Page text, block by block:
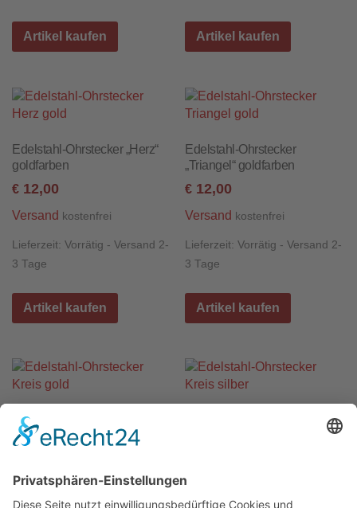
Artikel kaufen Artikel kaufen
Edelstahl-Ohrstecker „Herz“
goldfarben
€ 12,00
Versand kostenfrei
Lieferzeit: Vorrätig - Versand 2-
3 Tage
Artikel kaufen
Edelstahl-Ohrstecker
„Triangel“ goldfarben
€ 12,00
Versand kostenfrei
Lieferzeit:Vorrätig - Versand 2-
3 Tage
Artikel kaufen
Edelstahl-Ohrstecker
„Kreisring“ goldfarben
Versandkostenfrei
„Kreisring“ silberstahlfarben
Versand